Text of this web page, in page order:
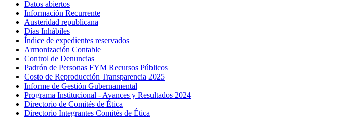
Datos abiertos
Información Recurrente
Austeridad republicana
Días Inhábiles
Índice de expedientes reservados
Armonización Contable
Control de Denuncias
Padrón de Personas FYM Recursos Públicos
Costo de Reproducción Transparencia 2025
Informe de Gestión Gubernamental
Programa Institucional - Avances y Resultados 2024
Directorio de Comités de Ética
Directorio Integrantes Comités de Ética